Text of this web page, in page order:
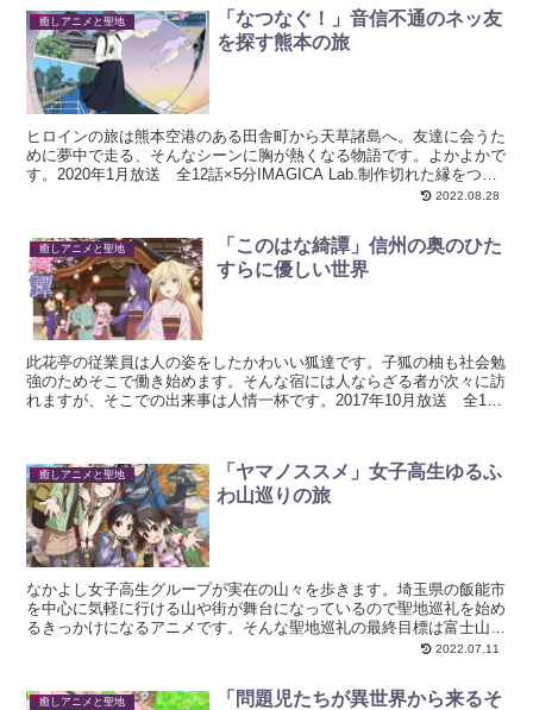
癒しアニメと聖地
「なつなぐ！」音信不通のネッ友
を探す熊本の旅
ヒロインの旅は熊本空港のある田舎町から天草諸島へ。友達に会うた
めに夢中で走る、そんなシーンに胸が熱くなる物語です。よかよかで
す。2020年1月放送 全12話×5分IMAGICA Lab.制作切れた縁をつな
2022.08.28
癒しアニメと聖地
「このはな綺譚」信州の奥のひた
すらに優しい世界
此花亭の従業員は人の姿をしたかわいい狐達です。子狐の柚も社会勉
強のためそこで働き始めます。そんな宿には人ならざる者が次々に訪
れますが、そこでの出来事は人情一杯です。2017年10月放送 全12
癒しアニメと聖地
「ヤマノススメ」女子高生ゆるふ
わ山巡りの旅
なかよし女子高生グループが実在の山々を歩きます。埼玉県の飯能市
を中心に気軽に行ける山や街が舞台になっているので聖地巡礼を始め
るきっかけになるアニメです。そんな聖地巡礼の最終目標は富士山で
2022.07.11
癒しアニメと聖地
「問題児たちが異世界から来るそ